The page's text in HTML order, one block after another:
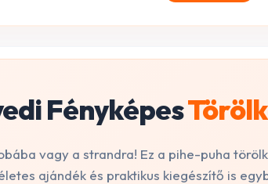
Fényképes
vagy a strandra! Ez a pihe-puha
ajándék és praktikus kiegészítő is